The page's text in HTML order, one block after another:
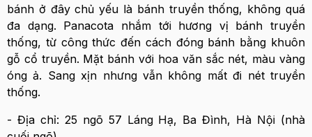
bánh ở đây chủ yếu là bánh truyền thống, không quá
đa dạng. Panacota nhắm tới hương vị bánh truyền
thống, từ công thức đến cách đóng bánh bằng khuôn
gỗ cổ truyền. Mặt bánh với hoa văn sắc nét, màu vàng
óng ả. Sang xịn nhưng vẫn không mất đi nét truyền
thống.
- Địa chỉ: 25 ngõ 57 Láng Hạ, Ba Đình, Hà Nội (nhà